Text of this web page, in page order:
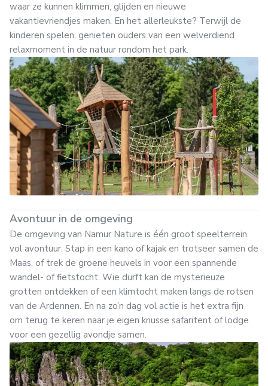
waar ze kunnen klimmen, glijden en nieuwe
vakantievriendjes maken. En het allerleukste? Terwijl de
kinderen spelen, genieten ouders van een welverdiend
relaxmoment in de natuur rondom het park.
Avontuur in de omgeving
De omgeving van Namur Nature is één groot speelterrein
vol avontuur. Stap in een kano of kajak en trotseer samen de
Maas, of trek de groene heuvels in voor een spannende
wandel- of fietstocht. Wie durft kan de mysterieuze
grotten ontdekken of een klimtocht maken langs de rotsen
van de Ardennen. En na zo’n dag vol actie is het extra fijn
om terug te keren naar je eigen knusse safaritent of lodge
voor een gezellig avondje samen.